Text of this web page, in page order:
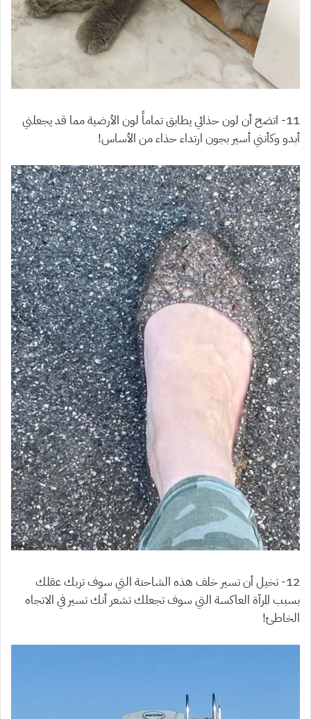
11- اتضح أن لون حذائي يطابق تماماً لون الأرضية مما قد يجعلني
أبدو وكأنني أسير بجون ارتداء حذاء من الأساس!
12- تخيل أن تسير خلف هذه الشاحنة التي سوف تربك عقلك
بسبب المرآة العاكسة التي سوف تجعلك تشعر أنك تسير في الاتجاه
الخاطئ!